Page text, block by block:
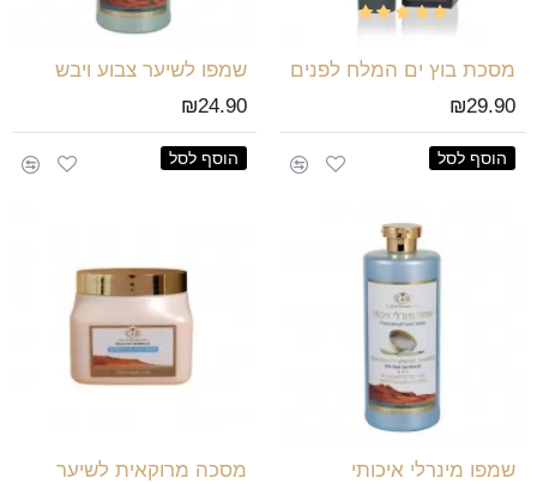
מסכת בוץ ים המלח לפנים
₪29.90
הוסף לסל
שמפו לשיער צבוע ויבש
₪24.90
הוסף לסל
שמפו מינרלי איכותי
מסכה מרוקאית לשיער